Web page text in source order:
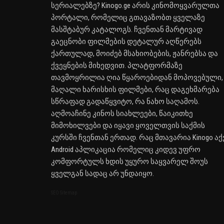
სერიალებზე? Kinogo.ge არის კინომოყვარულთა
პორტალი, რომელიც გთავაზობთ ყველაზე
მასშტაბურ კატალოგს. ჩვენთან მარტივად
გაეცნობი ფილმების დეტალურ აღწერებს
ქართულად, მოიძებ მსახიობების, ჟანრებსა და
ქვეყნების მიხედვით. პლატფორმაზე
თავმოყრილია ღია წყაროებიდან მოპოვებული,
მაღალი ხარისხის ფილმები, რაც დაგეხმარება
სწრაფად გადაწყვიტო, რა ნახო საღამოს.
აღმოაჩინე კინოს სიახლეები, წაიკითხე
მიმოხილვები და იყავი ყოველთვის საქმის
კურსში ჩვენთან ერთად. რაც მთავარია Kinogo
Android აპლიკაცია რომელიც კიდევ უფრო
კომფორტულს ხდის უყურო საყვარელ შოუს
ყველგან სადაც არ უნდაიყო.